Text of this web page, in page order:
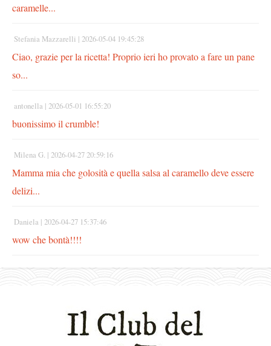
caramelle...
Stefania Mazzarelli | 2026-05-04 19:45:28
Ciao, grazie per la ricetta! Proprio ieri ho provato a fare un pane
so...
antonella | 2026-05-01 16:55:20
buonissimo il crumble!
Milena G. | 2026-04-27 20:59:16
Mamma mia che golosità e quella salsa al caramello deve essere
delizi...
Daniela | 2026-04-27 15:37:46
wow che bontà!!!!